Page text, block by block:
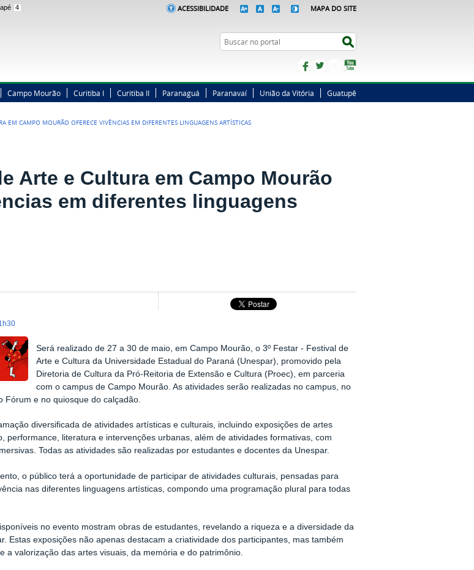
4 ACESSIBILIDADE MAPA DO SITE
Busca
FacebookTwitterInstagram
Campo Mourão Curitiba I Curitiba II Paranaguá Paranavaí União da Vitória Guatupê
EM CAMPO MOURÃO OFERECE VIVÊNCIAS EM DIFERENTES LINGUAGENS ARTÍSTICAS
Arte e Cultura em Campo Mourão
em diferentes linguagens
Será realizado de 27 a 30 de maio, em Campo Mourão, o 3º Festar - Festival de
Arte e Cultura da Universidade Estadual do Paraná (Unespar), promovido pela
Diretoria de Cultura da Pró-Reitoria de Extensão e Cultura (Proec), em parceria
com o campus de Campo Mourão. As atividades serão realizadas no campus, no
Fórum e no quiosque do calçadão.
diversificada de atividades artísticas e culturais, incluindo exposições de artes
performance, literatura e intervenções urbanas, além de atividades formativas, com
Todas as atividades são realizadas por estudantes e docentes da Unespar.
o público terá a oportunidade de participar de atividades culturais, pensadas para
nas diferentes linguagens artísticas, compondo uma programação plural para todas
no evento mostram obras de estudantes, revelando a riqueza e a diversidade da
Estas exposições não apenas destacam a criatividade dos participantes, mas também
a valorização das artes visuais, da memória e do patrimônio.